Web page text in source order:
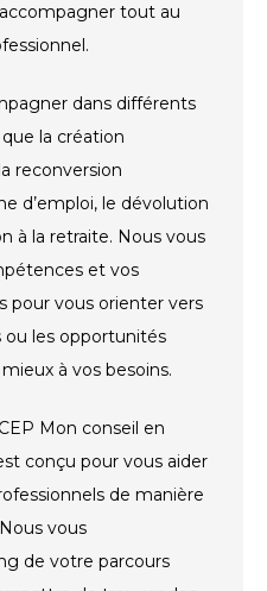
tout au
dans différents
la création
reconversion
d’emploi, le dévolution
à la retraite. Nous vous
et vos
pour vous orienter vers
ou les opportunités
à vos besoins.
Mon conseil en
conçu pour vous aider
de manière
vous
de votre parcours